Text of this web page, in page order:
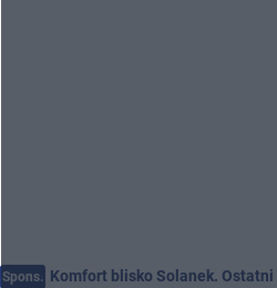
Spons. Komfort blisko Solanek.